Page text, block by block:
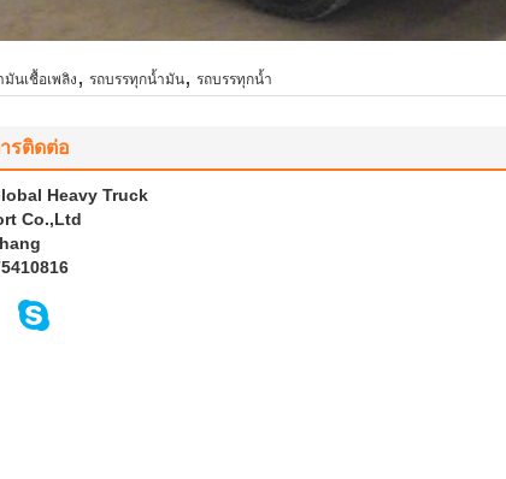
นเชื้อเพลิง , รถบรรทุกน้ำมัน, รถบรรทุกน้ำ
รติดต่อ
Heavy Truck
Co.,Ltd